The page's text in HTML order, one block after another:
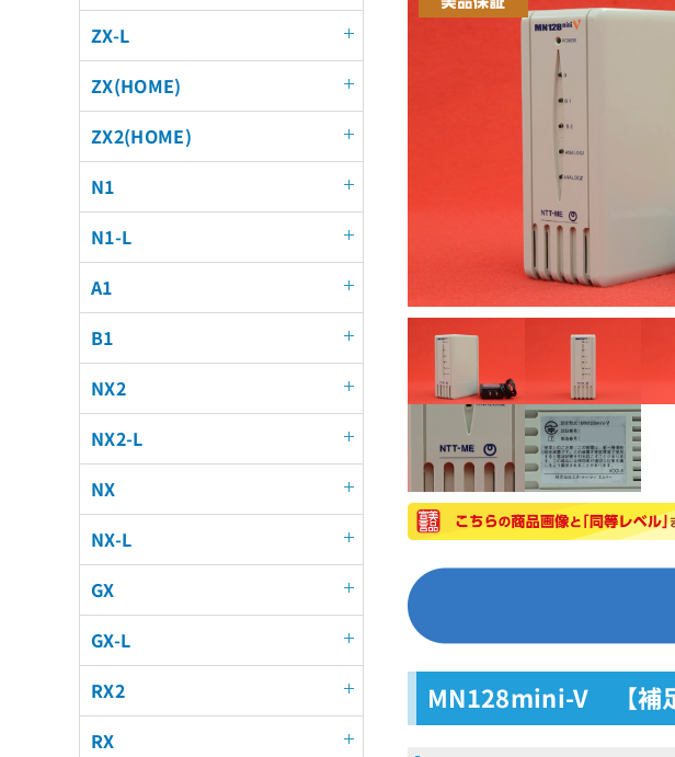
MN128mini-V 【補
ZX-L
ZX(HOME)
ZX2(HOME)
N1
N1-L
A1
B1
NX2
NX2-L
NX
NX-L
GX
GX-L
RX2
RX